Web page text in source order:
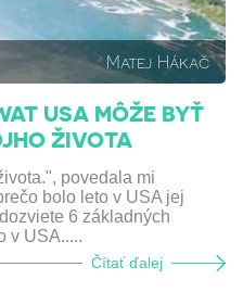
Matej Hákač
USA MÔŽE BYŤ
ŽIVOTA
povedala mi
bolo leto v USA jej
6 základných
v USA.....
Čítať ďalej